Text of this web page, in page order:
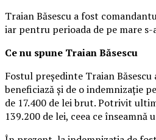
Traian Băsescu a fost
iar pentru perioada de pe mare
Ce nu spune Traian Băsescu
Fostul preşedinte Traian
beneficiază şi de o indemnizaţie
de 17.400 de lei brut. Potrivit
139.200 de lei, ceea ce înseamnă